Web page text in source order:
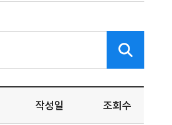
작성일 조회수